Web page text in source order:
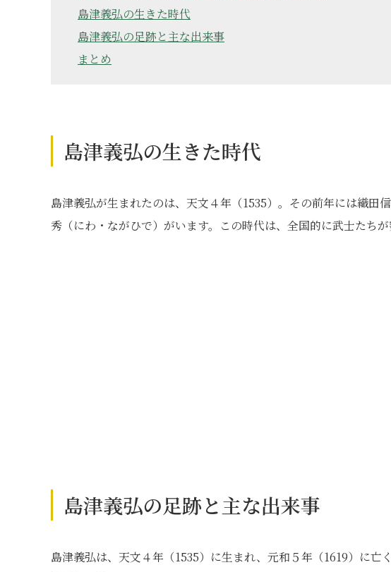
島津義弘の生きた時代
島津義弘の足跡と主な出来事
まとめ
島津義弘の生きた時代
島津義弘が生まれたのは、天文４年（1535）。その前年には織田
秀（にわ・ながひで）がいます。この時代は、全国的に武士たち
島津義弘の足跡と主な出来事
島津義弘は、天文４年（1535）に生まれ、元和５年（1619）に